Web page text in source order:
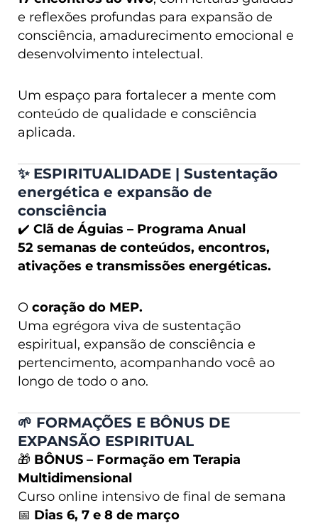
e reflexões profundas para expansão de
consciência, amadurecimento emocional e
desenvolvimento intelectual.
Um espaço para fortalecer a mente com
conteúdo de qualidade e consciência
aplicada.
✨ ESPIRITUALIDADE | Sustentação
energética e expansão de
consciência
✔️ Clã de Águias – Programa Anual
52 semanas de conteúdos, encontros,
ativações e transmissões energéticas.
O coração do MEP.
Uma egrégora viva de sustentação
espiritual, expansão de consciência e
pertencimento, acompanhando você ao
longo de todo o ano.
🌱 FORMAÇÕES E BÔNUS DE
EXPANSÃO ESPIRITUAL
🎁 BÔNUS – Formação em Terapia
Multidimensional
Curso online intensivo de final de semana
📅 Dias 6, 7 e 8 de março